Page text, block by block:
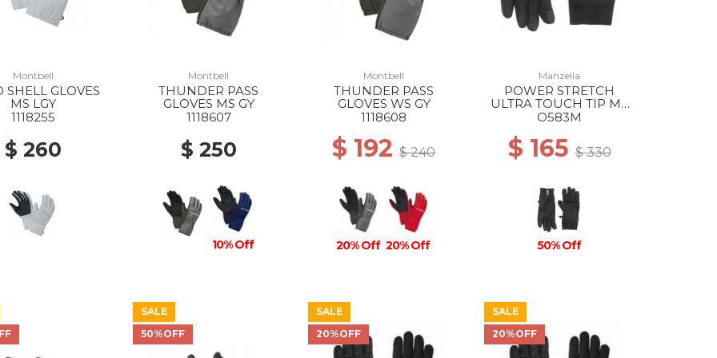
Montbell
GLOVES
MS LGY
1118255
$ 260
Montbell
THUNDER PASS
GLOVES MS GY
1118607
$ 250
10% Off
Montbell
THUNDER PASS
GLOVES WS GY
1118608
$ 192$ 240
20% Off 20% Off
Manzella
POWER STRETCH
ULTRA TOUCH TIP MS
BLACK
O583M
$ 165 $ 330
50% Off
SALE
50%OFF
SALE
20%OFF
SALE
20%OFF